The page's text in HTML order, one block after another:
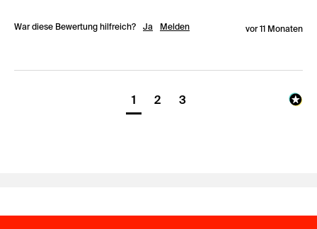
War diese Bewertung hilfreich? Ja Melden vor 11 Monaten
1 2 3